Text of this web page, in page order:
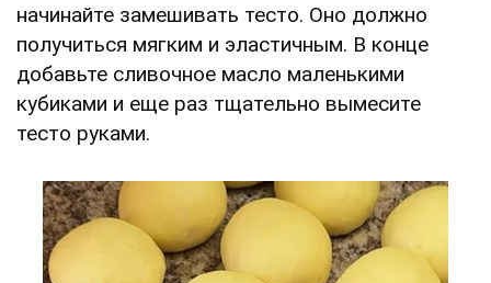
начинайте замешивать тесто. Оно должно
получиться мягким и эластичным. В конце
добавьте сливочное масло маленькими
кубиками и еще раз тщательно вымесите
тесто руками.